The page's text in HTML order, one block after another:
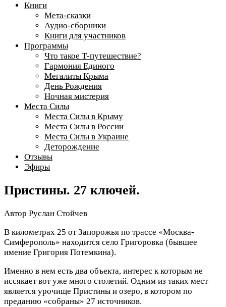
Книги
Мета-сказки
Аудио-сборники
Книги для участников
Программы
Что такое Т-путешествие?
Гармония Единого
Мегалиты Крыма
День Рождения
Ночная мистерия
Места Силы
Места Силы в Крыму
Места Силы в России
Места Силы в Украине
Деторождение
Отзывы
Эфиры
Пристины. 27 ключей.
Автор Руслан Стойчев
В километрах 25 от Запорожья по трассе «Москва-
Симферополь» находится село Григоровка (бывшее
имение Григория Потемкина).
Именно в нем есть два объекта, интерес к которым не
иссякает вот уже много столетий. Одним из таких мест
является урочище Пристины и озеро, в котором по
преданию «собраны» 27 источников.